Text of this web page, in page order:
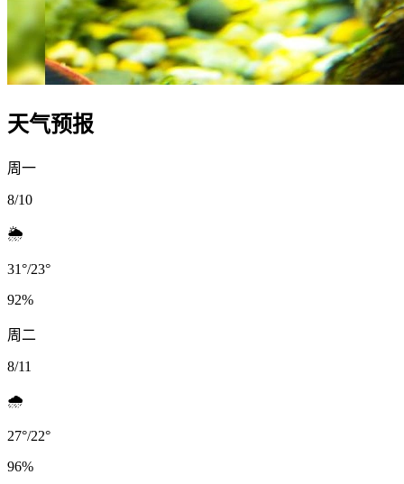
天气预报
周一
8/10
🌦️
31°/23°
92%
周二
8/11
🌧️
27°/22°
96%